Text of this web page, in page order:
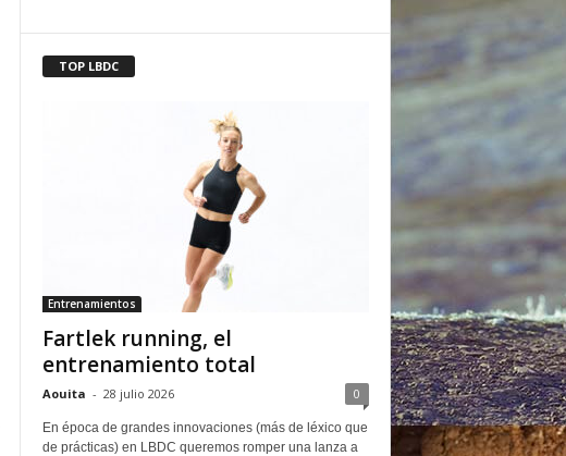
TOP LBDC
Entrenamientos
Fartlek running, el
entrenamiento total
Aouita - 28 julio 2026 0
En época de grandes innovaciones (más de léxico que
de prácticas) en LBDC queremos romper una lanza a